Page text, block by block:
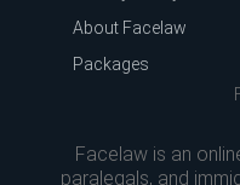
About Facelaw
Packages
Facelaw is an
paralegals, and